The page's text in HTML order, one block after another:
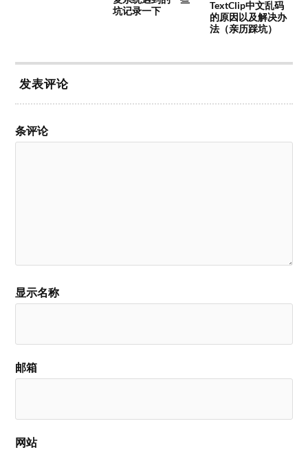
坑记录一下
TextClip中文乱码
的原因以及解决办
法（亲历踩坑）
发表评论
条评论
显示名称
邮箱
网站